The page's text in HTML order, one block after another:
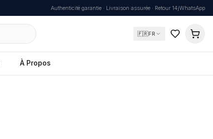
Authenticité garantie · Livraison assurée · Retour 14jWhatsApp
🇫🇷FR
À Propos